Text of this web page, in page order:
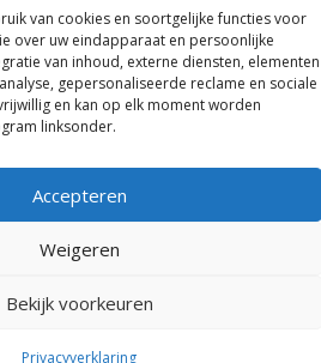
van cookies en soortgelijke functies voor
over uw eindapparaat en persoonlijke
van inhoud, externe diensten, elementen
gepersonaliseerde reclame en sociale
en kan op elk moment worden
linksonder.
Accepteren
Weigeren
Bekijk voorkeuren
Privacyverklaring
Bennebroek,Vogelenzang,
OverveenenAerdenhout
Contact
Vacatures
Voorwaarden
Uitgevers B.V.